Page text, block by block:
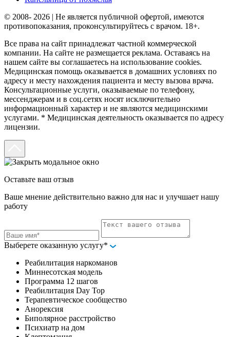
© 2008- 2026 | Не является публичной офертой, имеются
противопоказания, проконсультируйтесь с врачом. 18+.
Все права на сайт принадлежат частной коммерческой
компании. На сайте не размещается реклама. Оставаясь на
нашем сайте вы соглашаетесь на использование cookies.
Медицинская помощь оказывается в домашних условиях по
адресу и месту нахождения пациента и месту вызова врача.
Консультационные услуги, оказываемые по телефону,
мессенджерам и в соц.сетях носят исключительно
информационный характер и не являются медицинскими
услугами. * Медицинская деятельность оказывается по адресу
лицензии.
Оставьте ваш отзыв
Ваше мнение действительно важно для нас и улучшает нашу
работу
Выберете оказанную услугу*
Реабилитация наркоманов
Миннесотская модель
Программа 12 шагов
Реабилитация Day Top
Терапевтическое сообщество
Анорексия
Биполярное расстройство
Психиатр на дом